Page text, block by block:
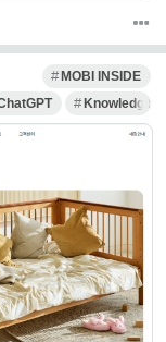
MOBI INSIDE
Knowledge